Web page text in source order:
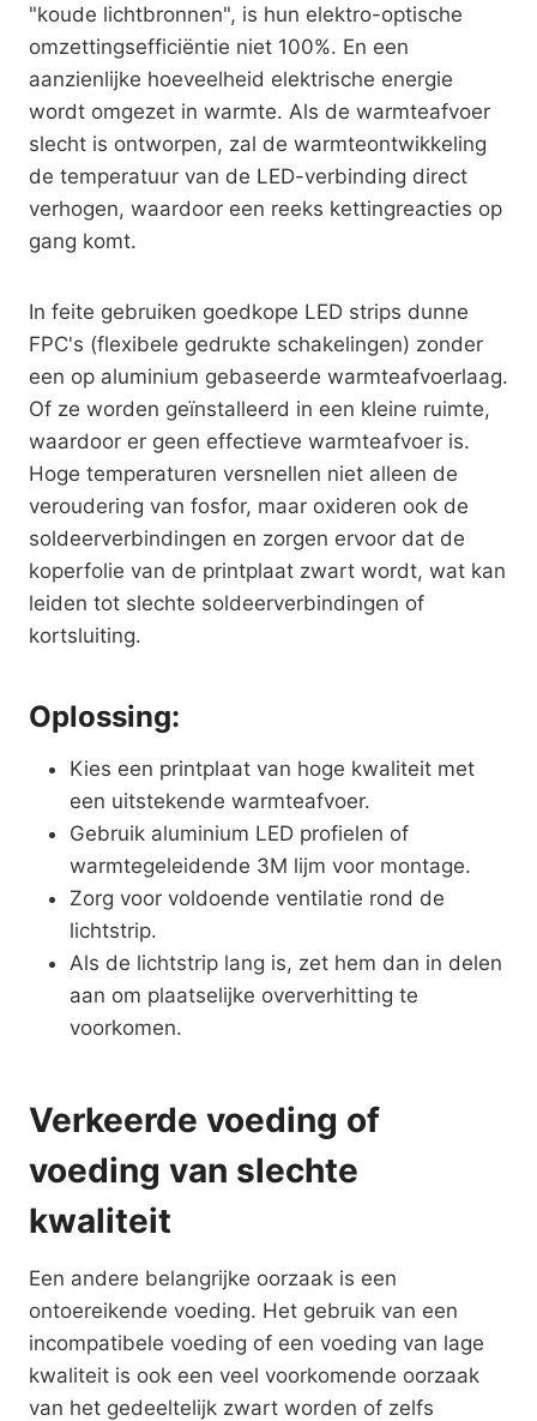
"koude lichtbronnen", is hun elektro-optische
omzettingsefficiëntie niet 100%. En een
aanzienlijke hoeveelheid elektrische energie
wordt omgezet in warmte. Als de warmteafvoer
slecht is ontworpen, zal de warmteontwikkeling
de temperatuur van de LED-verbinding direct
verhogen, waardoor een reeks kettingreacties op
gang komt.
In feite gebruiken goedkope LED strips dunne
FPC's (flexibele gedrukte schakelingen) zonder
een op aluminium gebaseerde warmteafvoerlaag.
Of ze worden geïnstalleerd in een kleine ruimte,
waardoor er geen effectieve warmteafvoer is.
Hoge temperaturen versnellen niet alleen de
veroudering van fosfor, maar oxideren ook de
soldeerverbindingen en zorgen ervoor dat de
koperfolie van de printplaat zwart wordt, wat kan
leiden tot slechte soldeerverbindingen of
kortsluiting.
Oplossing:
Kies een printplaat van hoge kwaliteit met
een uitstekende warmteafvoer.
Gebruik aluminium LED profielen of
warmtegeleidende 3M lijm voor montage.
Zorg voor voldoende ventilatie rond de
lichtstrip.
Als de lichtstrip lang is, zet hem dan in delen
aan om plaatselijke oververhitting te
voorkomen.
Verkeerde voeding of
voeding van slechte
kwaliteit
Een andere belangrijke oorzaak is een
ontoereikende voeding. Het gebruik van een
incompatibele voeding of een voeding van lage
kwaliteit is ook een veel voorkomende oorzaak
van het gedeeltelijk zwart worden of zelfs